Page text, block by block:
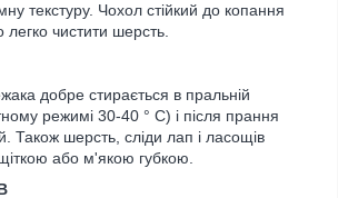
текстуру. Чохол стійкий до копання
легко чистити шерсть.
добре стирається в пральній
режимі 30-40 ° С) і після прання
Також шерсть, сліди лап і ласощів
або м'якою губкою.